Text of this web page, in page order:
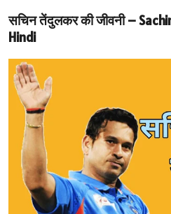
सचिन तेंदुलकर की जीवनी –
Hindi